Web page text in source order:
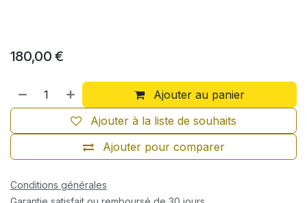
180,00 €
Ajouter au panier
Ajouter pour comparer
Ajouter à la liste de souhaits
Conditions générales